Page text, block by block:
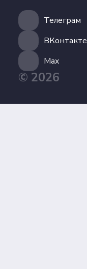
Телеграм
ВКонтакте
Max
© 2026